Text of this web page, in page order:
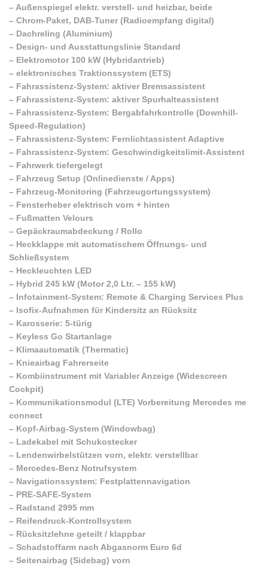
–Außenspiegel elektr. verstell- und heizbar, beide
– Chrom-Paket, DAB-Tuner (Radioempfang digital)
– Dachreling (Aluminium)
– Design- und Ausstattungslinie Standard
– Elektromotor 100 kW (Hybridantrieb)
– elektronisches Traktionssystem (ETS)
– Fahrassistenz-System: aktiver Bremsassistent
– Fahrassistenz-System: aktiver Spurhalteassistent
– Fahrassistenz-System: Bergabfahrkontrolle (Downhill-
Speed-Regulation)
– Fahrassistenz-System: Fernlichtassistent Adaptive
– Fahrassistenz-System: Geschwindigkeitslimit-Assistent
– Fahrwerk tiefergelegt
– Fahrzeug Setup (Onlinedienste / Apps)
– Fahrzeug-Monitoring (Fahrzeugortungssystem)
– Fensterheber elektrisch vorn + hinten
– Fußmatten Velours
– Gepäckraumabdeckung / Rollo
– Heckklappe mit automatischem Öffnungs- und
Schließsystem
– Heckleuchten LED
– Hybrid 245 kW (Motor 2,0 Ltr. – 155 kW)
– Infotainment-System: Remote & Charging Services Plus
– Isofix-Aufnahmen für Kindersitz an Rücksitz
– Karosserie: 5-türig
– Keyless Go Startanlage
– Klimaautomatik (Thermatic)
– Knieairbag Fahrerseite
– Kombiinstrument mit Variabler Anzeige (Widescreen
Cockpit)
– Kommunikationsmodul (LTE) Vorbereitung Mercedes me
connect
– Kopf-Airbag-System (Windowbag)
– Ladekabel mit Schukostecker
– Lendenwirbelstützen vorn, elektr. verstellbar
– Mercedes-Benz Notrufsystem
– Navigationssystem: Festplattennavigation
– PRE-SAFE-System
– Radstand 2995 mm
– Reifendruck-Kontrollsystem
– Rücksitzlehne geteilt / klappbar
– Schadstoffarm nach Abgasnorm Euro 6d
– Seitenairbag (Sidebag) vorn